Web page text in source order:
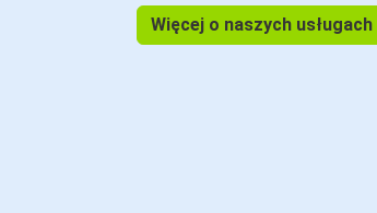
Więcej o naszych usługach